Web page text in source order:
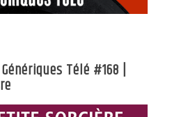
Télé #168 |